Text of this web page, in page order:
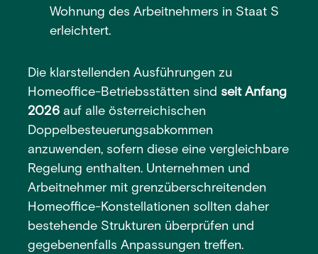
Wohnung des Arbeitnehmers in Staat S
erleichtert.
Die klarstellenden Ausführungen zu
Homeoffice-Betriebsstätten sind seit Anfang
2026 auf alle österreichischen
Doppelbesteuerungsabkommen
anzuwenden, sofern diese eine vergleichbare
Regelung enthalten. Unternehmen und
Arbeitnehmer mit grenzüberschreitenden
Homeoffice-Konstellationen sollten daher
bestehende Strukturen überprüfen und
gegebenenfalls Anpassungen treffen.